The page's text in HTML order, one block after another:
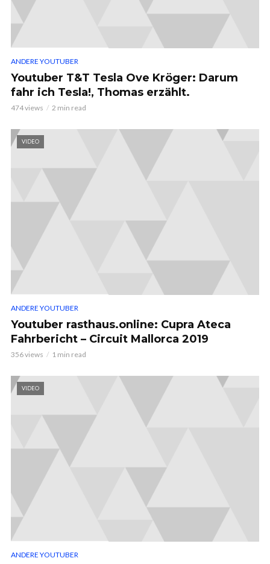
ANDERE YOUTUBER
Youtuber T&T Tesla Ove Kröger: Darum
fahr ich Tesla!, Thomas erzählt.
474 views 2 min read
VIDEO
ANDERE YOUTUBER
Youtuber rasthaus.online: Cupra Ateca
Fahrbericht – Circuit Mallorca 2019
356 views 1 min read
VIDEO
ANDERE YOUTUBER